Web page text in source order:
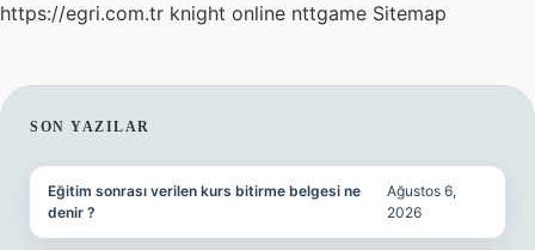
https://egri.com.tr knight online nttgame Sitemap
SIDEBAR
SON YAZILAR
Eğitim sonrası verilen kurs bitirme belgesi ne
denir ?
Ağustos 6,
2026